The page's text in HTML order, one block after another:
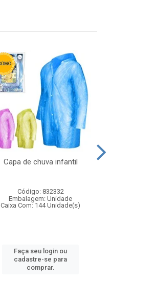
Capa de chuva infantil
Código: 832332
Embalagem: Unidade
Caixa Com: 144 Unidade(s)
Faça seu login ou
cadastre-se para
comprar.